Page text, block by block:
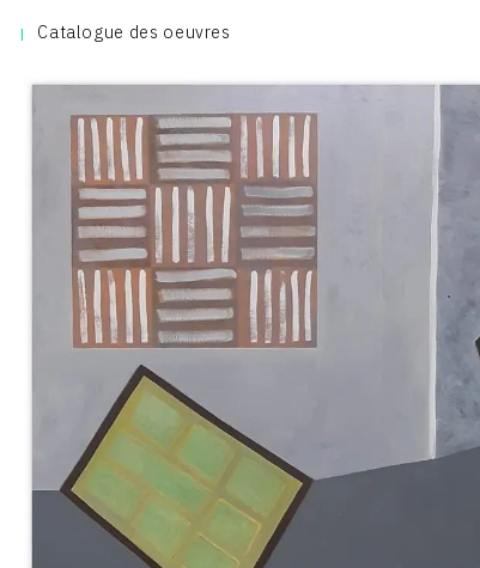
Catalogue des oeuvres
PEINTURE
SCULPTURE
CONTACT